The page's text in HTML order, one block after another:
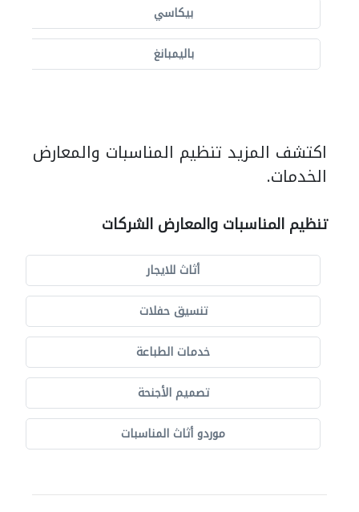
بيكاسي
باليمبانغ
اكتشف المزيد تنظيم المناسبات والمعارض
الخدمات.
تنظيم المناسبات والمعارض الشركات
أثاث للايجار
تنسيق حفلات
خدمات الطباعة
تصميم الأجنحة
موردو أثاث المناسبات